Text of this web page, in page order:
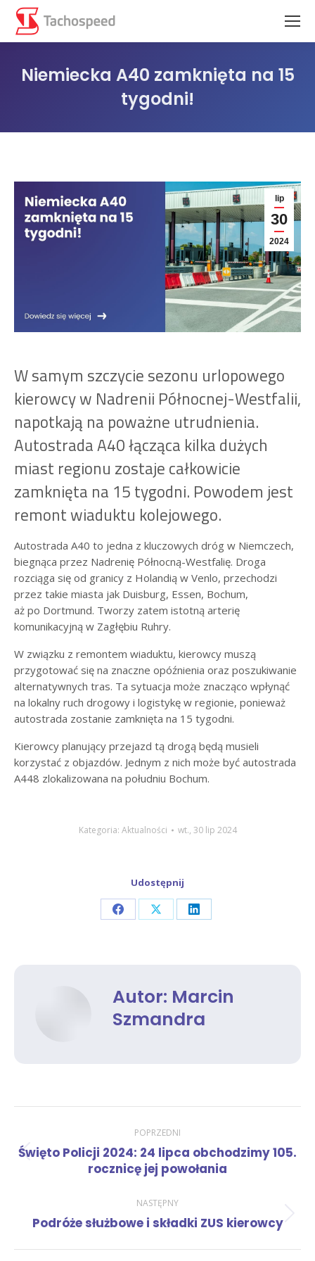
Niemiecka A40 zamknięta na 15
tygodni!
lip
30
2024
W samym szczycie sezonu urlopowego
kierowcy w Nadrenii Północnej-Westfalii,
napotkają na poważne utrudnienia.
Autostrada A40 łącząca kilka dużych
miast regionu zostaje całkowicie
zamknięta na 15 tygodni. Powodem jest
remont wiaduktu kolejowego.
Autostrada A40 to jedna z kluczowych dróg w Niemczech,
biegnąca przez Nadrenię Północną-Westfalię. Droga
rozciąga się od granicy z Holandią w Venlo, przechodzi
przez takie miasta jak Duisburg, Essen, Bochum,
aż po Dortmund. Tworzy zatem istotną arterię
komunikacyjną w Zagłębiu Ruhry.
W związku z remontem wiaduktu, kierowcy muszą
przygotować się na znaczne opóźnienia oraz poszukiwanie
alternatywnych tras. Ta sytuacja może znacząco wpłynąć
na lokalny ruch drogowy i logistykę w regionie, ponieważ
autostrada zostanie zamknięta na 15 tygodni.
Kierowcy planujący przejazd tą drogą będą musieli
korzystać z objazdów. Jednym z nich może być autostrada
A448 zlokalizowana na południu Bochum.
Kategoria: Aktualności wt., 30 lip 2024
Udostępnij
Share Share Share
Autor: Marcin
Szmandra
Nawigacja
wpisów
POPRZEDNI
Poprzedni
wpis:
Święto Policji 2024: 24 lipca obchodzimy 105.
rocznicę jej powołania
NASTĘPNY
Następny
Podróże służbowe i składki ZUS kierowcy